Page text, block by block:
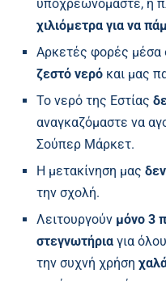
υποχρεωνόμαστε, η
χιλιόμετρα για να
Αρκετές φορές μέσα
ζεστό νερό και μας
Το νερό της Εστίας
αναγκαζόμαστε να
Σούπερ Μάρκετ.
Η μετακίνηση μας
την σχολή.
Λειτουργούν μόνο 3
στεγνωτήρια για
την συχνή χρήση